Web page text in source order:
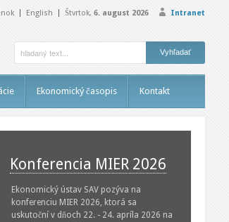
Intranet
English Štvrtok, 6. august 2026
Ekonomický časopis Kontakt
Konferencia MIER 2026
Ekonomický ústav SAV pozýva na
konferenciu MIER 2026, ktorá sa
uskutoční v dňoch 22. - 24. apríla 2026 na